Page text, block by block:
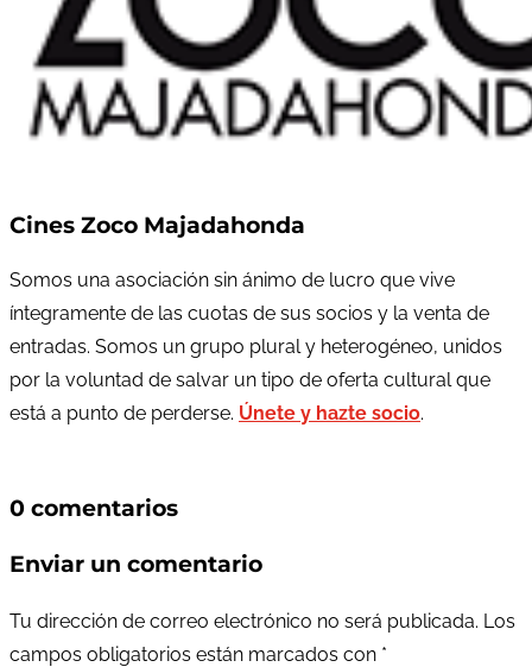
Cines Zoco Majadahonda
Somos una asociación sin ánimo de lucro que vive
íntegramente de las cuotas de sus socios y la venta de
entradas. Somos un grupo plural y heterogéneo, unidos
por la voluntad de salvar un tipo de oferta cultural que
está a punto de perderse. Únete y hazte socio.
0 comentarios
Enviar un comentario
Tu dirección de correo electrónico no será publicada. Los
campos obligatorios están marcados con *